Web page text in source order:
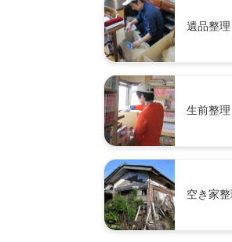
遺品整理
生前整理
空き家整